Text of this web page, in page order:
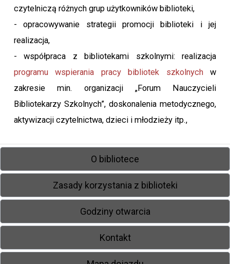
czytelniczą różnych grup użytkowników biblioteki,
- opracowywanie strategii promocji biblioteki i jej
realizacja,
- współpraca z bibliotekami szkolnymi: realizacja
programu wspierania pracy bibliotek szkolnychw
zakresie min. organizacji „Forum Nauczycieli
Bibliotekarzy Szkolnych”, doskonalenia metodycznego,
aktywizacji czytelnictwa, dzieci i młodzieży itp.,
O bibliotece
Zasady korzystania z biblioteki
Godziny otwarcia
Kontakt